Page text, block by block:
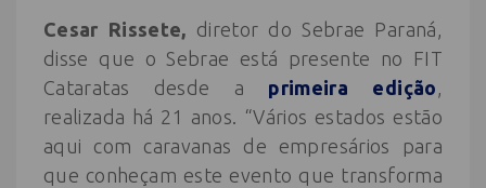
Cesar Rissete, diretor do Sebrae Paraná,
disse que o Sebrae está presente no FIT
Cataratas desde a primeira edição
realizada há 21 anos. “Vários estados estão
aqui com caravanas de empresários para
que conheçam este evento que transforma